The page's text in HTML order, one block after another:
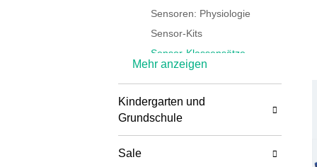
Sensoren: Physiologie
Sensor-Kits
Sensor-Klassensätze
Sensor-Aufbewahrung
Sparkvue-Software
Mehr anzeigen
Kindergarten und
Grundschule
Sale